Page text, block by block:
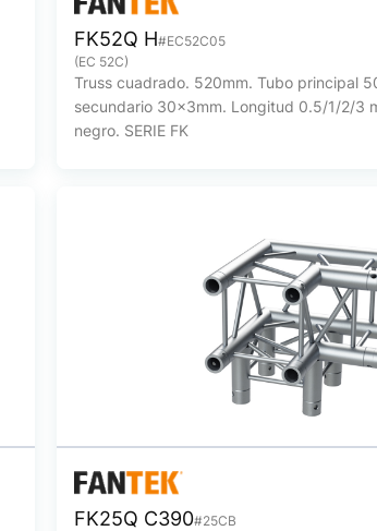
FK52Q H#EC52C05
(EC 52C)
Truss cuadrado. 520mm. Tubo principal
secundario 30x3mm. Longitud 0.5/1/2/3
negro. SERIE FK
FK25Q C390#25CB